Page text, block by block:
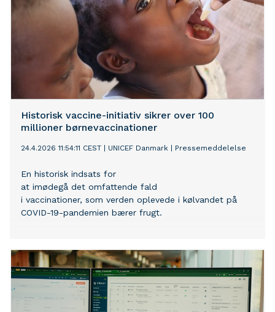
Historisk vaccine-initiativ sikrer over 100
millioner børnevaccinationer
24.4.2026 11:54:11 CEST UNICEF Danmark Pressemeddelelse
En historisk indsats for
at imødegå det omfattende fald
i vaccinationer, som verden oplevede i kølvandet på
COVID-19-pandemien bærer frugt.